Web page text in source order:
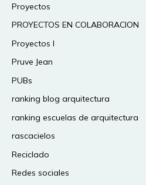
Proyectos
PROYECTOS EN COLABORACION
Proyectos I
Pruve Jean
PUBs
ranking blog arquitectura
ranking escuelas de arquitectura
rascacielos
Reciclado
Redes sociales